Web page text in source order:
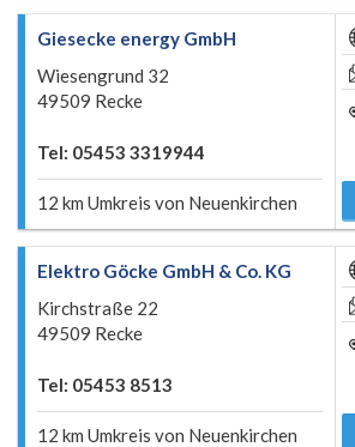
Giesecke energy GmbH
Wiesengrund 32
49509 Recke
Tel: 05453 3319944
12 km Umkreis von Neuenkirchen
Elektro Göcke GmbH & Co. KG
Kirchstraße 22
49509 Recke
Tel: 05453 8513
12 km Umkreis von Neuenkirchen